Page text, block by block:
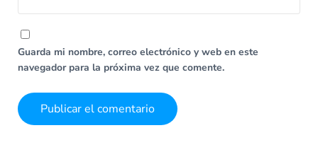
Guarda mi nombre, correo electrónico y web en este
navegador para la próxima vez que comente.